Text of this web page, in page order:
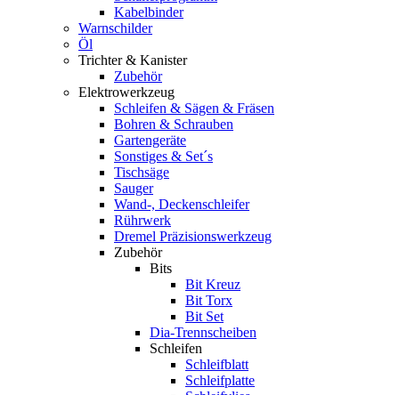
Kabelbinder
Warnschilder
Öl
Trichter & Kanister
Zubehör
Elektrowerkzeug
Schleifen & Sägen & Fräsen
Bohren & Schrauben
Gartengeräte
Sonstiges & Set´s
Tischsäge
Sauger
Wand-, Deckenschleifer
Rührwerk
Dremel Präzisionswerkzeug
Zubehör
Bits
Bit Kreuz
Bit Torx
Bit Set
Dia-Trennscheiben
Schleifen
Schleifblatt
Schleifplatte